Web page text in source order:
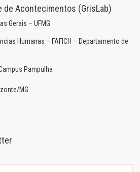
de Acontecimentos (GrisLab)
Gerais – UFMG
Humanas – FAFICH – Departamento de
Pampulha
MG